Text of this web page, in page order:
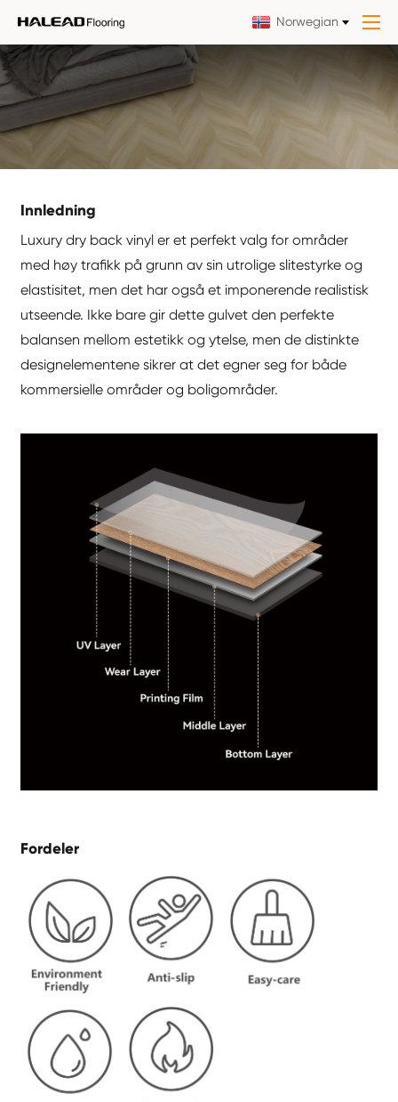
Norwegian
Innledning
Luxury dry back vinyl er et perfekt valg for områder
med høy trafikk på grunn av sin utrolige slitestyrke og
elastisitet, men det har også et imponerende realistisk
utseende. Ikke bare gir dette gulvet den perfekte
balansen mellom estetikk og ytelse, men de distinkte
designelementene sikrer at det egner seg for både
kommersielle områder og boligområder.
Fordeler